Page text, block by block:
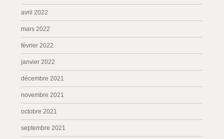
avril 2022
mars 2022
février 2022
janvier 2022
décembre 2021
novembre 2021
octobre 2021
septembre 2021